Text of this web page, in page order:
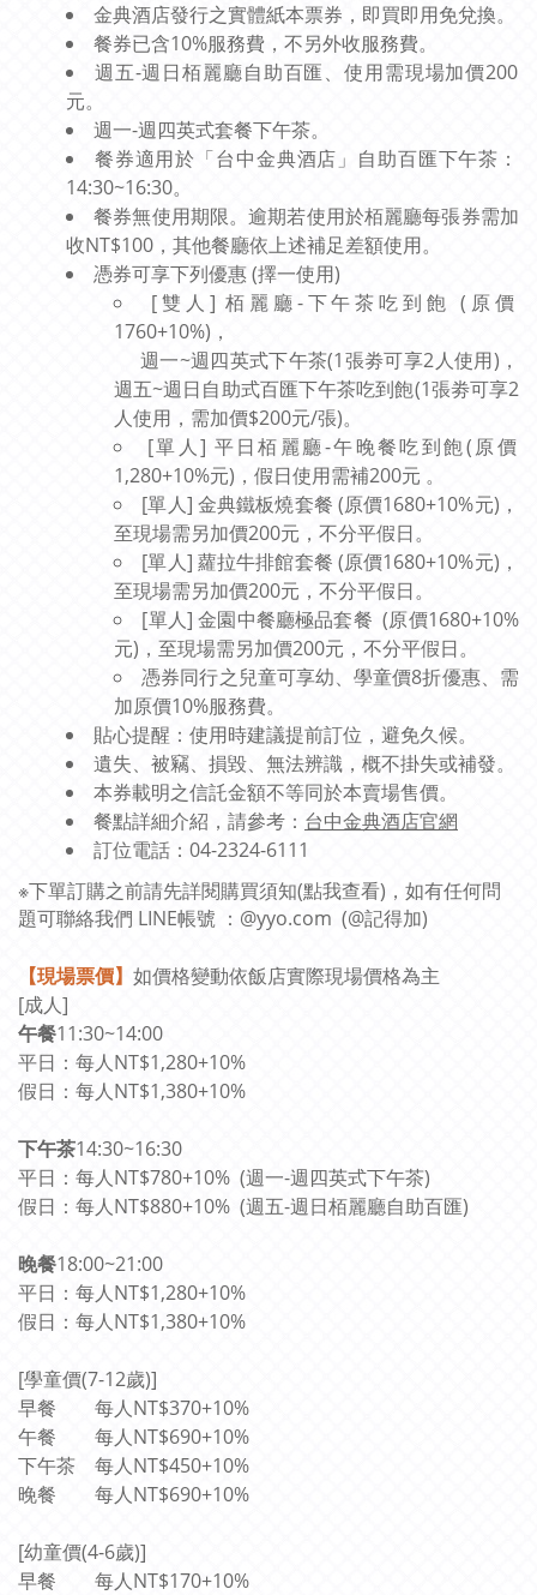
金典酒店發行之實體紙本票券，即買即用免兌換。
餐券已含10%服務費，不另外收服務費。
週五-週日栢麗廳自助百匯、使用需現場加價200
元。
週一-週四英式套餐下午茶。
餐券適用於「台中金典酒店」自助百匯下午茶：
14:30~16:30。
餐券無使用期限。逾期若使用於栢麗廳每張券需加
收NT$100，其他餐廳依上述補足差額使用。
憑券可享下列優惠 (擇一使用)
[雙人] 栢麗廳-下午茶吃到飽 (原價
1760+10%)，
週一~週四英式下午茶(1張劵可享2人使用)，
週五~週日自助式百匯下午茶吃到飽(1張劵可享2
人使用，需加價$200元/張)。
[單人] 平日栢麗廳-午晚餐吃到飽(原價
1,280+10%元)，假日使用需補200元 。
[單人] 金典鐵板燒套餐 (原價1680+10%元)，
至現場需另加價200元，不分平假日。
[單人] 蘿拉牛排館套餐 (原價1680+10%元)，
至現場需另加價200元，不分平假日。
[單人] 金園中餐廳極品套餐 (原價1680+10%
元)，至現場需另加價200元，不分平假日。
憑券同行之兒童可享幼、學童價8折優惠、需
加原價10%服務費。
貼心提醒：使用時建議提前訂位，避免久候。
遺失、被竊、損毀、無法辨識，概不掛失或補發。
本券載明之信託金額不等同於本賣場售價。
餐點詳細介紹，請參考： 台中金典酒店官網
訂位電話：04-2324-6111
※下單訂購之前請先詳閱購買須知(點我查看)，如有任何問
題可聯絡我們 LINE帳號 ：@yyo.com (@記得加)
【現場票價】 如價格變動依飯店實際現場價格為主
[成人]
午餐11:30~14:00
平日：每人NT$1,280+10%
假日：每人NT$1,380+10%
下午茶14:30~16:30
平日：每人NT$780+10% (週一-週四英式下午茶)
假日：每人NT$880+10% (週五-週日栢麗廳自助百匯)
晚餐18:00~21:00
平日： 每人NT$1,280+10%
假日： 每人NT$1,380+10%
[學童價(7-12歲)]
早餐
每人NT$370+10%
午餐
每人NT$690+10%
下午茶
每人NT$450+10%
晚餐
每人NT$690+10%
[幼童價(4-6歲)]
早餐
每人NT$170+10%